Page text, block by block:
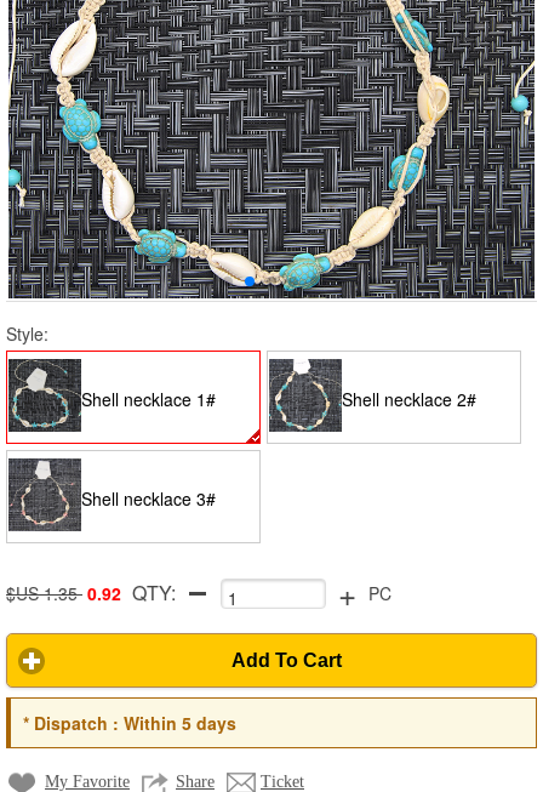
Style:
Shell necklace 1# Shell necklace 2#
Shell necklace 3#
$US 1.35 0.92 QTY: + PC
Add To Cart
*Dispatch : Within 5 days
My Favorite Share Ticket